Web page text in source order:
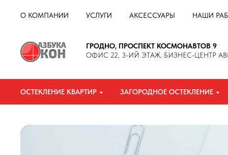
О КОМПАНИИ УСЛУГИ АКСЕССУАРЫ НАШИ
ГРОДНО, ПРОСПЕКТ КОСМОНАВТОВ 9
ОФИС 22, 3-ИЙ ЭТАЖ, БИЗНЕС-ЦЕНТР
ОСТЕКЛЕНИЕ КВАРТИР ЗАГОРОДНОЕ ОСТЕКЛЕНИЕ